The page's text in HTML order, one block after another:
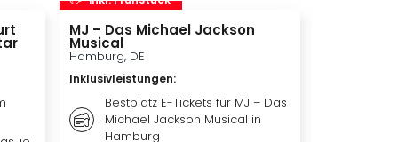
MJ – Das Michael Jackson
Musical
Hamburg, DE
Inklusivleistungen:
Bestplatz E-Tickets für MJ – Das
Michael Jackson Musical in
Hamburg